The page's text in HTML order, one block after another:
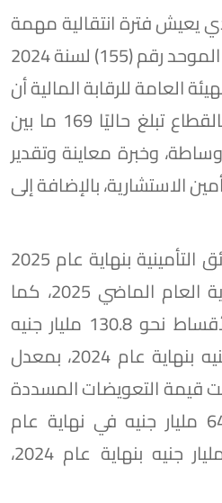
يعيش فترة انتقالية مهمة
بعد إصدار قانون التأمين الموحد رقم (155) لسنة 2024
العامة للرقابة المالية أن
عدد الشركات العاملة بالقطاع تبلغ حاليًا 169 ما بين
وخبرة معاينة وتقدير
الاستشارية، بالإضافة إلى
وارتفع عدد حاملي الوثائق التأمينية بنهاية عام 2025
إلى نحو 15 مليون بنهاية العام الماضي 2025، كما
سجلت قيمة إجمالي الأقساط نحو 130.8 مليار جنيه
مقارنة بـ 106.7 مليار جنيه بنهاية عام 2024، بمعدل
كما بلغت قيمة التعويضات المسددة
من شركات التأمين 64.4 مليار جنيه في نهاية عام
2025 مقارنة بـ 46.6 مليار جنيه بنهاية عام 2024،